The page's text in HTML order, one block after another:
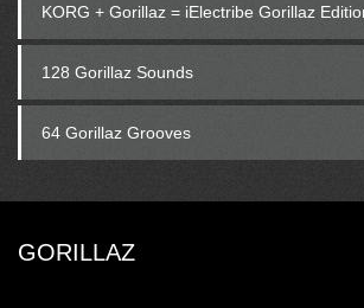
KORG + Gorillaz = iElectribe Gorillaz
128 Gorillaz Sounds
64 Gorillaz Grooves
GORILLAZ